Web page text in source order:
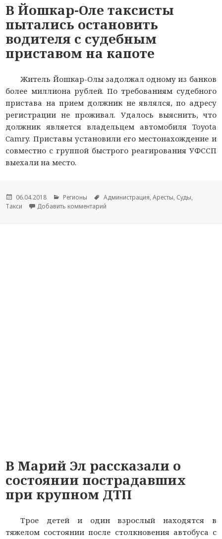
В Йошкар-Оле таксисты
пытались остановить
водителя с судебным
приставом на капоте
Житель Йошкар-Олы задолжал одному из банков
более миллиона рублей. По требованиям судебного
пристава на прием должник не являлся, по адресу
регистрации не проживал. Удалось выяснить, что
должник является владельцем автомобиля Toyota
Camry. Приставы установили его местонахождение и
совместно с группой быстрого реагирования УФССП
выехали на место.
Опубликовано
06.04.2018 Рубрики
Регионы Метки
Администрация,Аресты, Суды,
Такси
Добавить комментарий
В Марий Эл рассказали о
состоянии пострадавших
при крупном ДТП
Трое детей и один взрослый находятся в
тяжелом состоянии после столкновения автобуса с